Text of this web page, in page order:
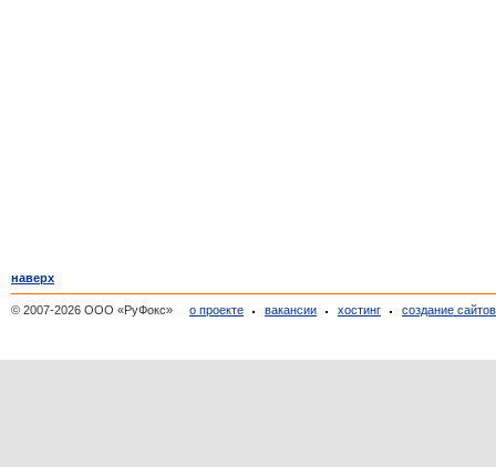
наверх
© 2007-2026 ООО «РуФокс» о проекте вакансии хостинг создание сайтов